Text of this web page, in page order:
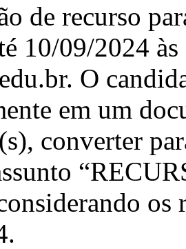
de recurso
10/09/2024
O
em um
converter
os